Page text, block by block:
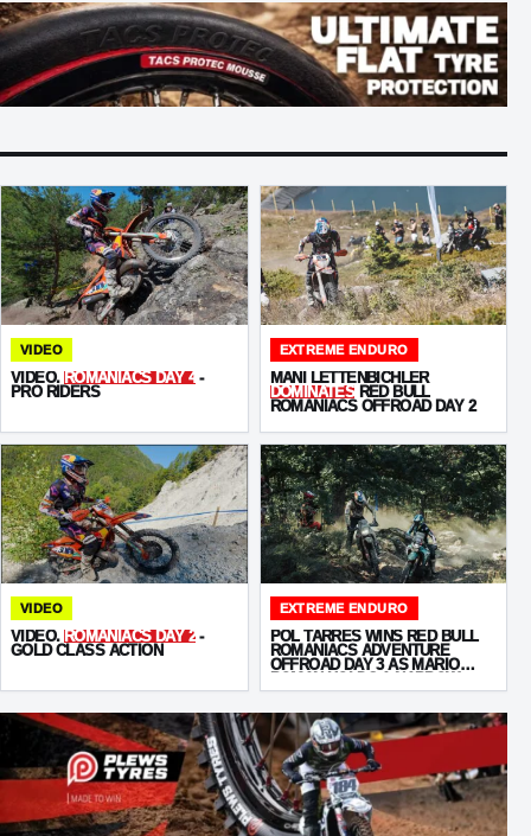
VIDEO
VIDEO. ROMANIACS DAY 4 -
PRO RIDERS
EXTREME ENDURO
MANI LETTENBICHLER
DOMINATES RED BULL
ROMANIACS OFFROAD DAY 2
VIDEO
VIDEO. ROMANIACS DAY 2 -
GOLD CLASS ACTION
EXTREME ENDURO
POL TARRÉS WINS RED BULL
ROMANIACS ADVENTURE
OFFROAD DAY 3 AS MARIO
OVERALL LEAD